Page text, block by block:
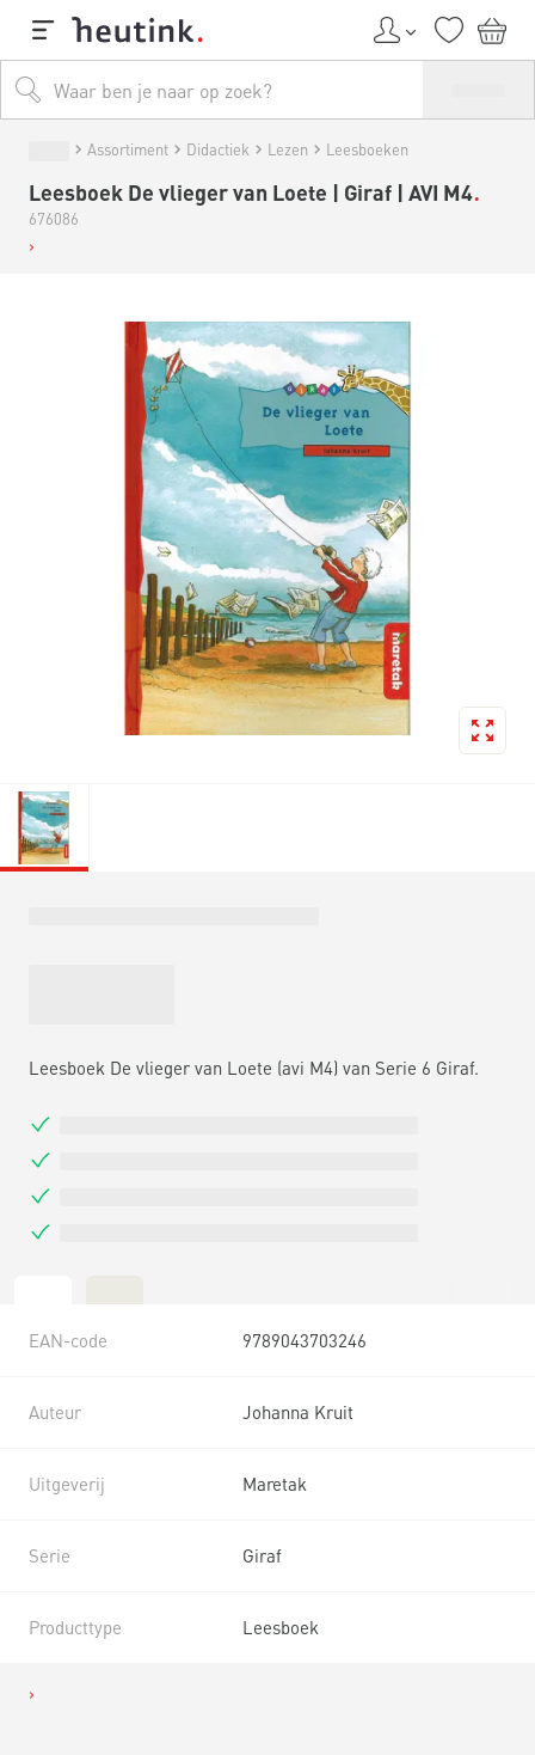
Assortiment Didactiek Lezen Leesboeken
Leesboek De vlieger van Loete | Giraf | AVI M4
676086
Leesboek De vlieger van Loete (avi M4) van Serie 6 Giraf.
EAN-code 9789043703246
Auteur Johanna Kruit
Uitgeverij Maretak
Serie Giraf
Producttype Leesboek